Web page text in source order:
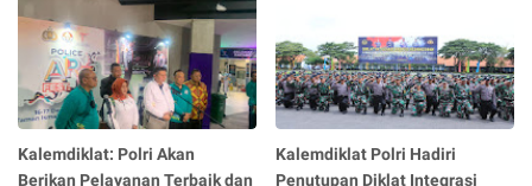
Kalemdiklat: Polri Akan
Berikan Pelayanan Terbaik dan
Kalemdiklat Polri Hadiri
Penutupan Diklat Integrasi